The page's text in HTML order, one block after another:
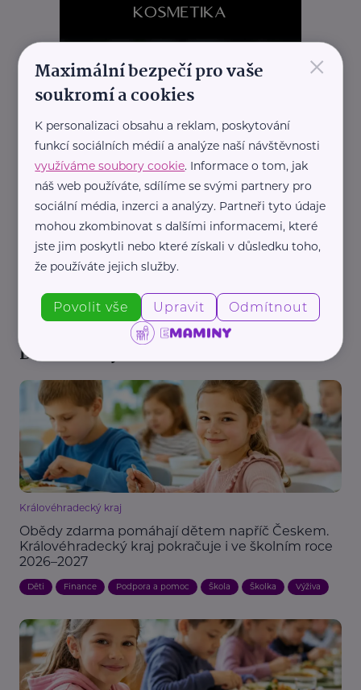
REKLAMA
Další články
Královéhradecký kraj
Obědy zdarma pomáhají dětem napříč Českem.
Královéhradecký kraj pokračuje i ve školním roce
2026–2027
Děti Finance Podpora a pomoc Škola Školka Výživa
×
Maximální bezpečí pro vaše
soukromí a cookies
K personalizaci obsahu a reklam, poskytování
funkcí sociálních médií a analýze naší návštěvnosti
využíváme soubory cookie. Informace o tom, jak
náš web používáte, sdílíme se svými partnery pro
sociální média, inzerci a analýzy. Partneři tyto údaje
mohou zkombinovat s dalšími informacemi, které
jste jim poskytli nebo které získali v důsledku toho,
že používáte jejich služby.
Povolit vše Upravit Odmítnout